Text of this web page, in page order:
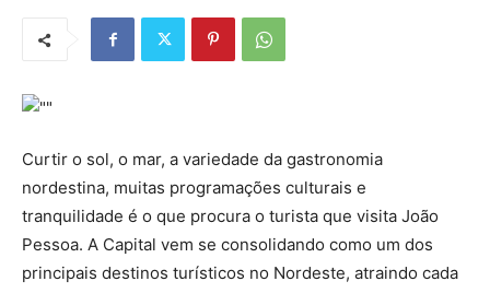
Curtir o sol, o mar, a variedade da gastronomia
nordestina, muitas programações culturais e
tranquilidade é o que procura o turista que visita João
Pessoa. A Capital vem se consolidando como um dos
principais destinos turísticos no Nordeste, atraindo cada